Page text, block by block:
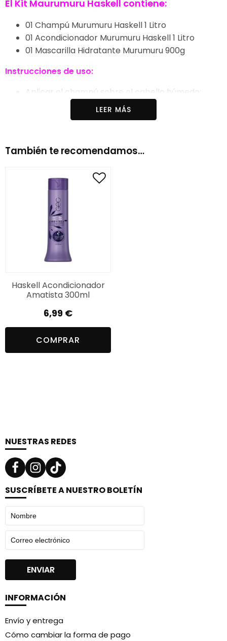
El Kit Maurumuru Haskell contiene:
01 Champú Murumuru Haskell 1 Litro
01 Acondicionador Murumuru Haskell 1 Litro
01 Mascarilla Hidratante Murumuru 900g
Instrucciones de uso:
Aplicar el champú sobre el cabello húmedo;
Masajear y aclarar;
Puede repetir el lavado para una limpieza más
exceso de agua con una toalla;
acondicionador según las instrucciones.
LEER MÁS
También te recomendamos…
Haskell Acondicionador
Amatista 300ml
6,99 €
COMPRAR
NUESTRAS REDES
SUSCRÍBETE A NUESTRO BOLETÍN
INFORMACIÓN
Envío y entrega
Cómo cambiar la forma de pago